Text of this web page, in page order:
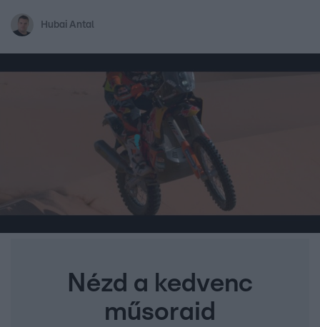
Hubai Antal
Nézd a kedvenc
műsoraid